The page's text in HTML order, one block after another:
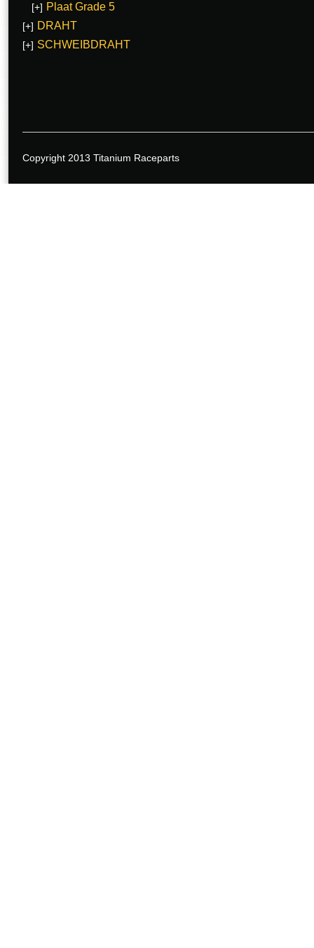
[+] Plaat Grade 5
[+] DRAHT
[+] SCHWEIBDRAHT
Copyright 2013 Titanium Raceparts